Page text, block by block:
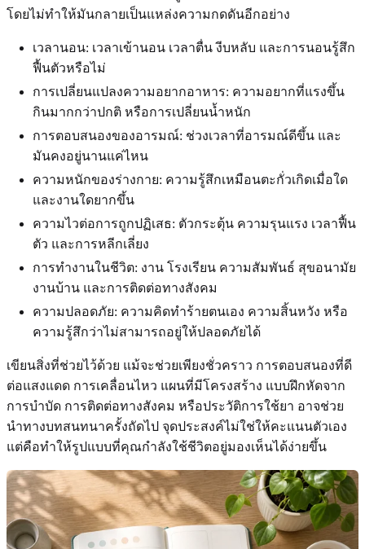
โดยไม่ทำให้มันกลายเป็นแหล่งความกดดันอีกอย่าง
เวลานอน: เวลาเข้านอน เวลาตื่น งีบหลับ และการนอนรู้สึก
ฟื้นตัวหรือไม่
การเปลี่ยนแปลงความอยากอาหาร: ความอยากที่แรงขึ้น
กินมากกว่าปกติ หรือการเปลี่ยนน้ำหนัก
การตอบสนองของอารมณ์: ช่วงเวลาที่อารมณ์ดีขึ้น และ
มันคงอยู่นานแค่ไหน
ความหนักของร่างกาย: ความรู้สึกเหมือนตะกั่วเกิดเมื่อใด
และงานใดยากขึ้น
ความไวต่อการถูกปฏิเสธ: ตัวกระตุ้น ความรุนแรง เวลาฟื้น
ตัว และการหลีกเลี่ยง
การทำงานในชีวิต: งาน โรงเรียน ความสัมพันธ์ สุขอนามัย
งานบ้าน และการติดต่อทางสังคม
ความปลอดภัย: ความคิดทำร้ายตนเอง ความสิ้นหวัง หรือ
ความรู้สึกว่าไม่สามารถอยู่ให้ปลอดภัยได้
เขียนสิ่งที่ช่วยไว้ด้วย แม้จะช่วยเพียงชั่วคราว การตอบสนองที่ดี
ต่อแสงแดด การเคลื่อนไหว แผนที่มีโครงสร้าง แบบฝึกหัดจาก
การบำบัด การติดต่อทางสังคม หรือประวัติการใช้ยา อาจช่วย
นำทางบทสนทนาครั้งถัดไป จุดประสงค์ไม่ใช่ให้คะแนนตัวเอง
แต่คือทำให้รูปแบบที่คุณกำลังใช้ชีวิตอยู่มองเห็นได้ง่ายขึ้น